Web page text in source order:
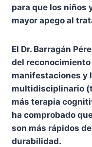
para que los niños
mayor apego al
El Dr. Barragán
del
manifestaciones y
multidisciplinario
más terapia
ha comprobado
son más rápidos
durabilidad.